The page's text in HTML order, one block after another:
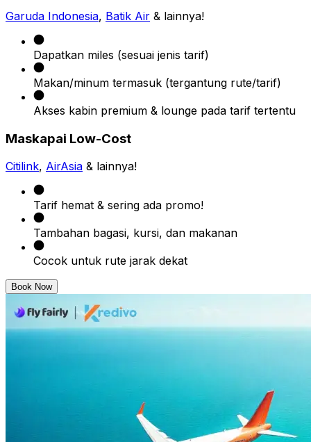
Garuda Indonesia, Batik Air & lainnya!
Dapatkan miles (sesuai jenis tarif)
Makan/minum termasuk (tergantung rute/tarif)
Akses kabin premium & lounge pada tarif tertentu
Maskapai Low-Cost
Citilink, AirAsia & lainnya!
Tarif hemat & sering ada promo!
Tambahan bagasi, kursi, dan makanan
Cocok untuk rute jarak dekat
Book Now